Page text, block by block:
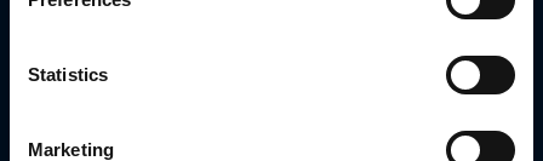
Statistics
Marketing